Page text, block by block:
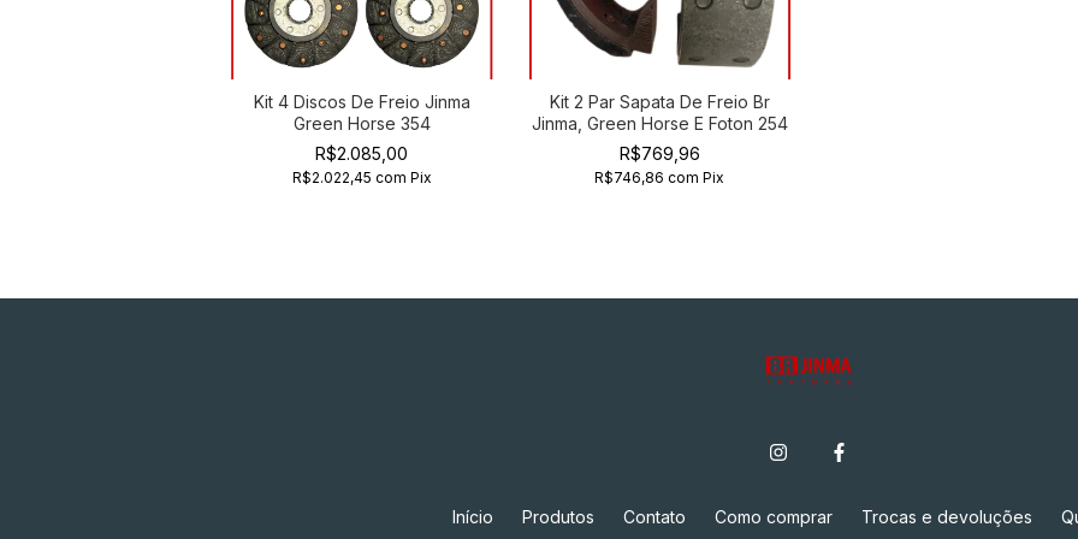
Kit 4 Discos De Freio Jinma
Green Horse 354
R$2.085,00
R$2.022,45 com Pix
Kit 2 Par Sapata De Freio Br
Jinma, Green Horse E Foton 254
R$769,96
R$746,86com Pix
Início Produtos Contato Como comprar Trocas e devoluções